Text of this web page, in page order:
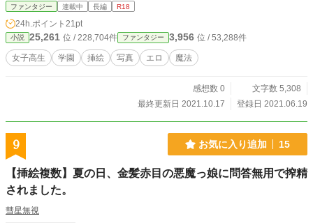
ファンタジー 連載中 長編 R18
24h.ポイント 21pt
小説 25,261 位 / 228,704件 ファンタジー 3,956 位 / 53,288件
女子高生 学園 挿絵 写真 エロ 魔法
感想数 0
文字数 5,308
最終更新日 2021.10.17
登録日 2021.06.19
9 お気に入り追加 15
【挿絵複数】夏の日、金髪赤目の悪魔っ娘に問答無用で搾精
されました。
彗星無視